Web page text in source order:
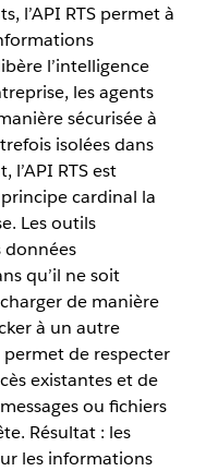
l’API RTS permet à
l’intelligence
les agents
sécurisée à
isolées dans
l’API RTS est
cardinal la
Les outils
données
qu’il ne soit
de manière
à un autre
de respecter
existantes et de
ou fichiers
Résultat : les
les informations